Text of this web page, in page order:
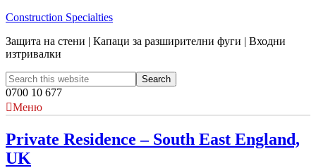
Construction Specialties
Защита на стени | Капаци за разширителни фуги | Входни
изтривалки
0700 10 677
Меню
Private Residence – South East England,
UK